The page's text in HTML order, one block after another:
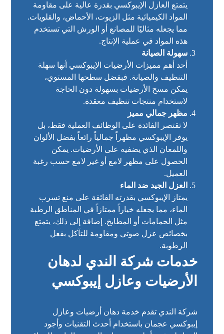
يتمتع العازل الإيبوكسي بقدرة عالية على مقاومة
المواد الكيميائية مثل الزيوت، الأحماض، والقلويات.
مما يجعله مثاليًا للمصانع أو الورش التي تستخدم
هذه المواد في عملية الإنتاج.
سهولة الصيانة
أحد أهم مميزات الأرضيات الإيبوكسي أنها سهلة
التنظيف والصيانة. فبفضل سطحها المستوي،
يمكن مسح الأرضيات بسهولة دون الحاجة
لاستخدام منتجات تنظيف معقدة.
مظهر جمالي مميز
لا تقتصر الفائدة على الوظائف العملية فقط، بل
يوفر الإيبوكسي مظهراً جمالياً رائعاً بفضل الألوان
واللمعان الذي يضفيه على الأرضيات. يمكن
الحصول على مظهر لامع أو غير لامع حسب رغبة
العميل.
العزل الجيد ضد الماء
يمتاز الإيبوكسي بقدرته الفائقة على منع تسرب
الماء، مما يجعله خياراً ممتازاً في المناطق الرطبة
مثل الحمامات أو المطابخ. إضافة إلى ذلك، يتمتع
بخصائص عزل صوتي ومقاومة للتآكل بفعل
الرطوبة.
خدمات شركة الندي لدهان
الأرضيات وعازل إيبوكسي
شركة الندي تقدم خدمة دهان أرضيات وعازل
إيبوكسي عجمان باستخدام أحدث التقنيات وأجود